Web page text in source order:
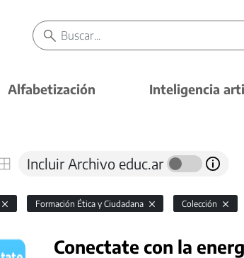
Alfabetización Inteligencia
Incluir Archivo educ.ar
Formación Ética y Ciudadana Colección
Conectate con la